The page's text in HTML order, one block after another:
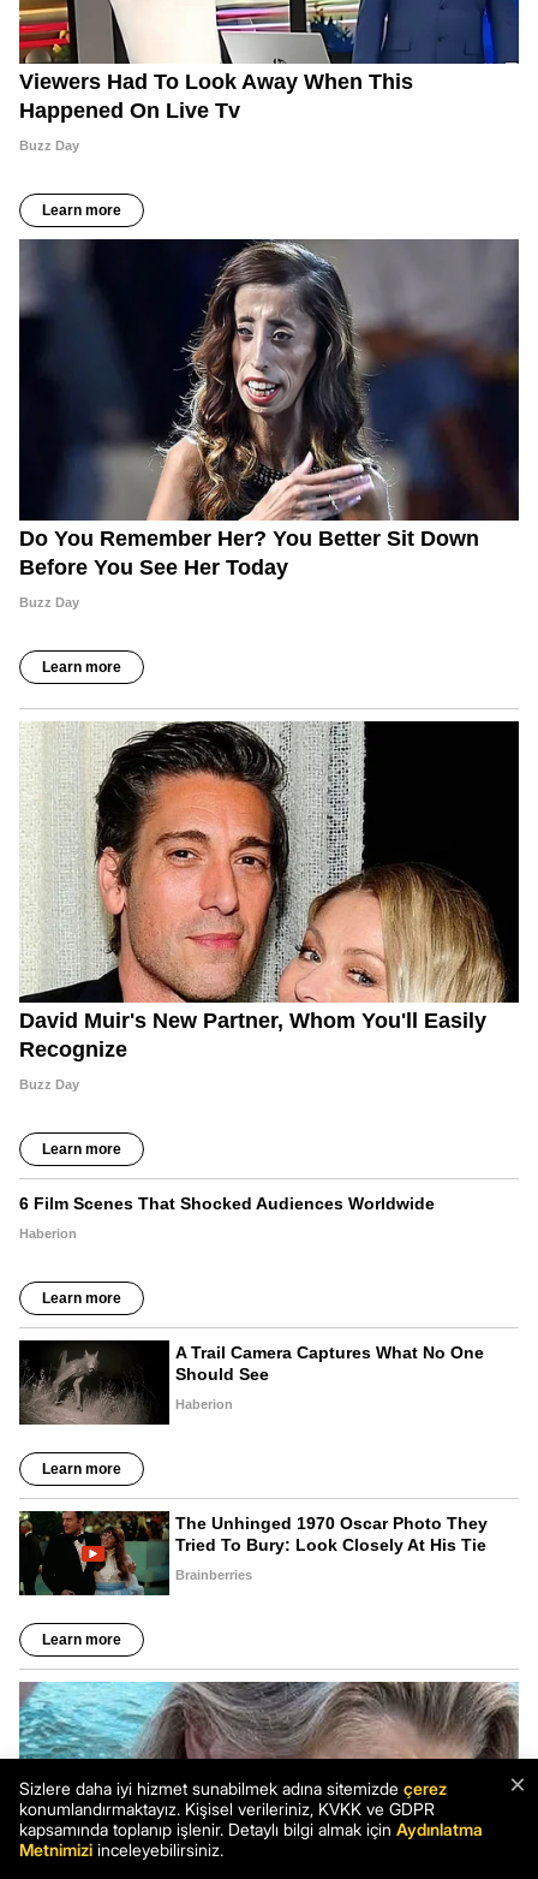
×
Sizlere daha iyi hizmet sunabilmek adına sitemizde çerez
konumlandırmaktayız. Kişisel verileriniz, KVKK ve GDPR
kapsamında toplanıp işlenir. Detaylı bilgi almak için Aydınlatma
Metnimizi inceleyebilirsiniz.